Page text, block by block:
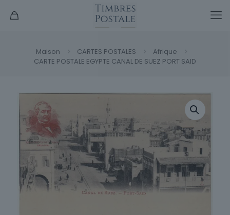
Maison CARTES POSTALES
Afrique
CARTE POSTALE EGYPTE CANAL DE SUEZ PORT SAID